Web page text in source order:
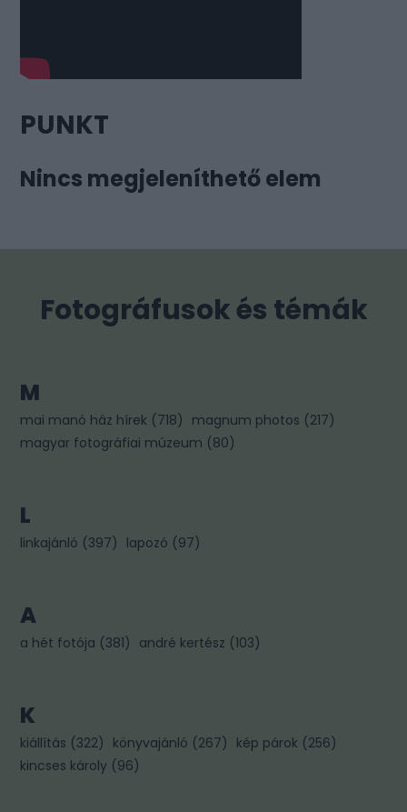
PUNKT
Nincs megjeleníthető elem
Fotográfusok és témák
M
mai manó ház hírek (718) magnum photos (217)
magyar fotográfiai múzeum (80)
L
linkajánló (397) lapozó (97)
A
a hét fotója (381) andré kertész (103)
K
kiállítás (322) könyvajánló (267) kép párok (256)
kincses károly (96)